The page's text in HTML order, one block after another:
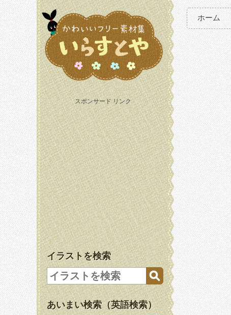
スポンサード リンク
イラストを検索
あいまい検索（英語検索）
ホーム